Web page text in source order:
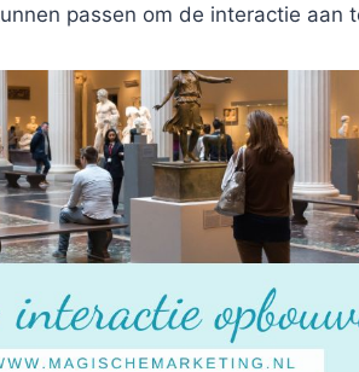
passen om de interactie aan